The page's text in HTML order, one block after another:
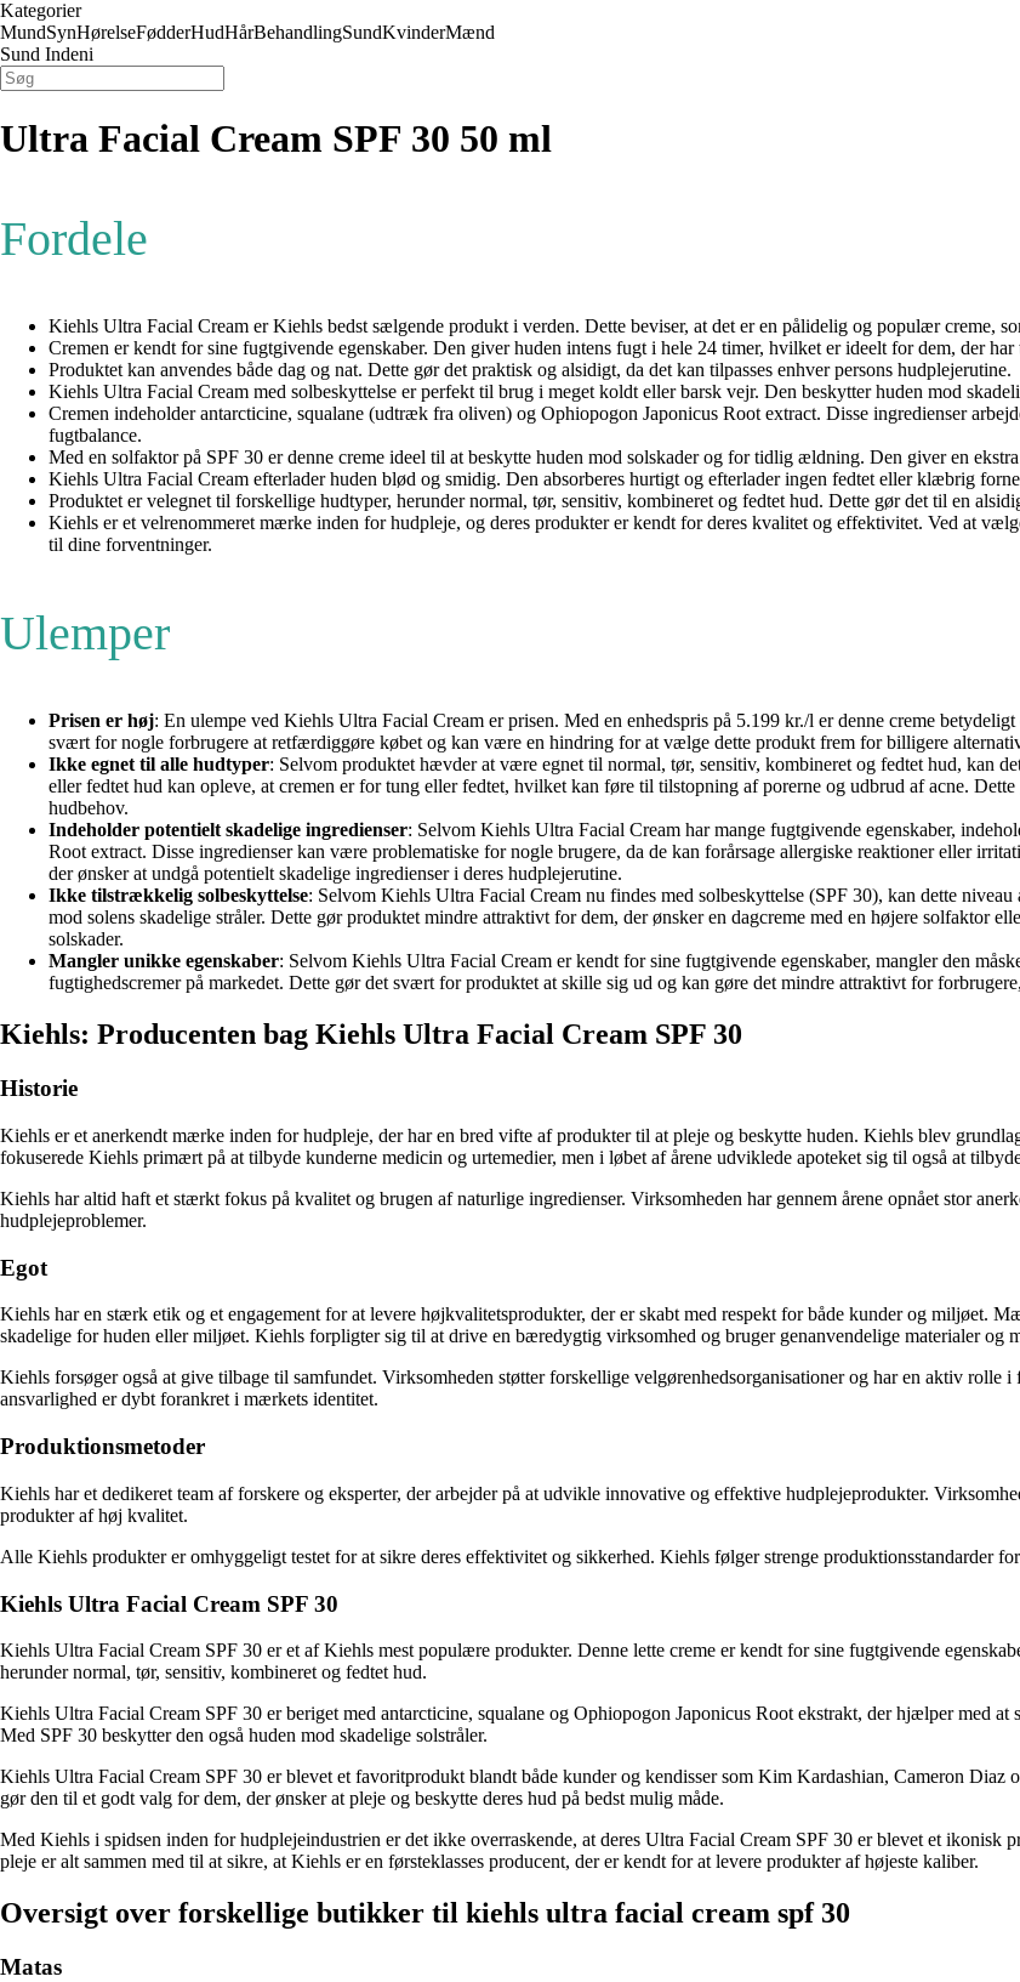
Kategorier
MundSynHørelseFødderHudHårBehandlingSundKvinderMænd
Sund Indeni
Ultra Facial Cream SPF 30 50 ml
Fordele
Kiehls Ultra Facial Cream er Kiehls bedst sælgende produkt i verden. Dette beviser, at det er en pålidelig og populær creme,
Cremen er kendt for sine fugtgivende egenskaber. Den giver huden intens fugt i hele 24 timer, hvilket er ideelt for dem, der
Produktet kan anvendes både dag og nat. Dette gør det praktisk og alsidigt, da det kan tilpasses enhver persons hudplejerutine.
Kiehls Ultra Facial Cream med solbeskyttelse er perfekt til brug i meget koldt eller barsk vejr. Den beskytter huden mod
Cremen indeholder antarcticine, squalane (udtræk fra oliven) og Ophiopogon Japonicus Root extract. Disse ingredienser
fugtbalance.
Med en solfaktor på SPF 30 er denne creme ideel til at beskytte huden mod solskader og for tidlig ældning. Den giver en
Kiehls Ultra Facial Cream efterlader huden blød og smidig. Den absorberes hurtigt og efterlader ingen fedtet eller klæbrig
Produktet er velegnet til forskellige hudtyper, herunder normal, tør, sensitiv, kombineret og fedtet hud. Dette gør det til en
Kiehls er et velrenommeret mærke inden for hudpleje, og deres produkter er kendt for deres kvalitet og effektivitet. Ved at
til dine forventninger.
Ulemper
Prisen er høj: En ulempe ved Kiehls Ultra Facial Cream er prisen. Med en enhedspris på 5.199 kr./l er denne creme
svært for nogle forbrugere at retfærdiggøre købet og kan være en hindring for at vælge dette produkt frem for billigere
Ikke egnet til alle hudtyper: Selvom produktet hævder at være egnet til normal, tør, sensitiv, kombineret og fedtet hud, kan
eller fedtet hud kan opleve, at cremen er for tung eller fedtet, hvilket kan føre til tilstopning af porerne og udbrud af acne.
hudbehov.
Indeholder potentielt skadelige ingredienser: Selvom Kiehls Ultra Facial Cream har mange fugtgivende egenskaber,
Root extract. Disse ingredienser kan være problematiske for nogle brugere, da de kan forårsage allergiske reaktioner eller
der ønsker at undgå potentielt skadelige ingredienser i deres hudplejerutine.
Ikke tilstrækkelig solbeskyttelse: Selvom Kiehls Ultra Facial Cream nu findes med solbeskyttelse (SPF 30), kan dette
mod solens skadelige stråler. Dette gør produktet mindre attraktivt for dem, der ønsker en dagcreme med en højere solfaktor
solskader.
Mangler unikke egenskaber: Selvom Kiehls Ultra Facial Cream er kendt for sine fugtgivende egenskaber, mangler den
fugtighedscremer på markedet. Dette gør det svært for produktet at skille sig ud og kan gøre det mindre attraktivt for
Kiehls: Producenten bag Kiehls Ultra Facial Cream SPF 30
Historie
Kiehls er et anerkendt mærke inden for hudpleje, der har en bred vifte af produkter til at pleje og beskytte huden. Kiehls blev
fokuserede Kiehls primært på at tilbyde kunderne medicin og urtemedier, men i løbet af årene udviklede apoteket sig til også at
Kiehls har altid haft et stærkt fokus på kvalitet og brugen af naturlige ingredienser. Virksomheden har gennem årene opnået stor
hudplejeproblemer.
Egot
Kiehls har en stærk etik og et engagement for at levere højkvalitetsprodukter, der er skabt med respekt for både kunder og miljøet.
skadelige for huden eller miljøet. Kiehls forpligter sig til at drive en bæredygtig virksomhed og bruger genanvendelige materialer og
Kiehls forsøger også at give tilbage til samfundet. Virksomheden støtter forskellige velgørenhedsorganisationer og har en aktiv
ansvarlighed er dybt forankret i mærkets identitet.
Produktionsmetoder
Kiehls har et dedikeret team af forskere og eksperter, der arbejder på at udvikle innovative og effektive hudplejeprodukter.
produkter af høj kvalitet.
Alle Kiehls produkter er omhyggeligt testet for at sikre deres effektivitet og sikkerhed. Kiehls følger strenge produktionsstandarder
Kiehls Ultra Facial Cream SPF 30
Kiehls Ultra Facial Cream SPF 30 er et af Kiehls mest populære produkter. Denne lette creme er kendt for sine fugtgivende
herunder normal, tør, sensitiv, kombineret og fedtet hud.
Kiehls Ultra Facial Cream SPF 30 er beriget med antarcticine, squalane og Ophiopogon Japonicus Root ekstrakt, der hjælper med
Med SPF 30 beskytter den også huden mod skadelige solstråler.
Kiehls Ultra Facial Cream SPF 30 er blevet et favoritprodukt blandt både kunder og kendisser som Kim Kardashian, Cameron
gør den til et godt valg for dem, der ønsker at pleje og beskytte deres hud på bedst mulig måde.
Med Kiehls i spidsen inden for hudplejeindustrien er det ikke overraskende, at deres Ultra Facial Cream SPF 30 er blevet et
pleje er alt sammen med til at sikre, at Kiehls er en førsteklasses producent, der er kendt for at levere produkter af højeste kaliber.
Oversigt over forskellige butikker til kiehls ultra facial cream spf 30
Matas